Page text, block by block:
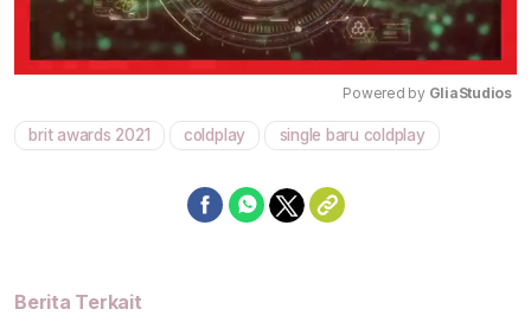
Mute
Powered by GliaStudios
brit awards 2021 coldplay single baru coldplay
Berita Terkait